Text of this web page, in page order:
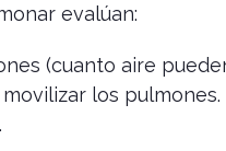
evalúan:
(cuanto aire
los pulmones.